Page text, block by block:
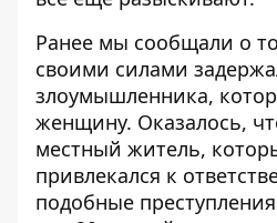
Ранее мы сообщали о
своими силами
злоумышленника,
женщину. Оказалось,
местный житель,
привлекался к
подобные